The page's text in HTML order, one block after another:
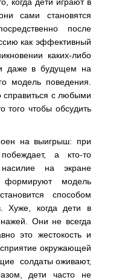
сами становятся
после
как эффективный
каких-либо
даже в будущем на
модель поведения.
справиться с любыми
того чтобы обсудить
на выигрыш: при
а кто-то
на экране
формируют модель
способом
Хуже, когда дети в
Они не всегда
это жестокость и
окружающей
солдаты оживают,
дети часто не